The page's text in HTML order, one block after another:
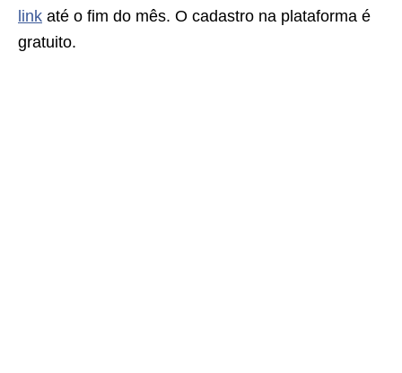
link até o fim do mês. O cadastro na plataforma é
gratuito.